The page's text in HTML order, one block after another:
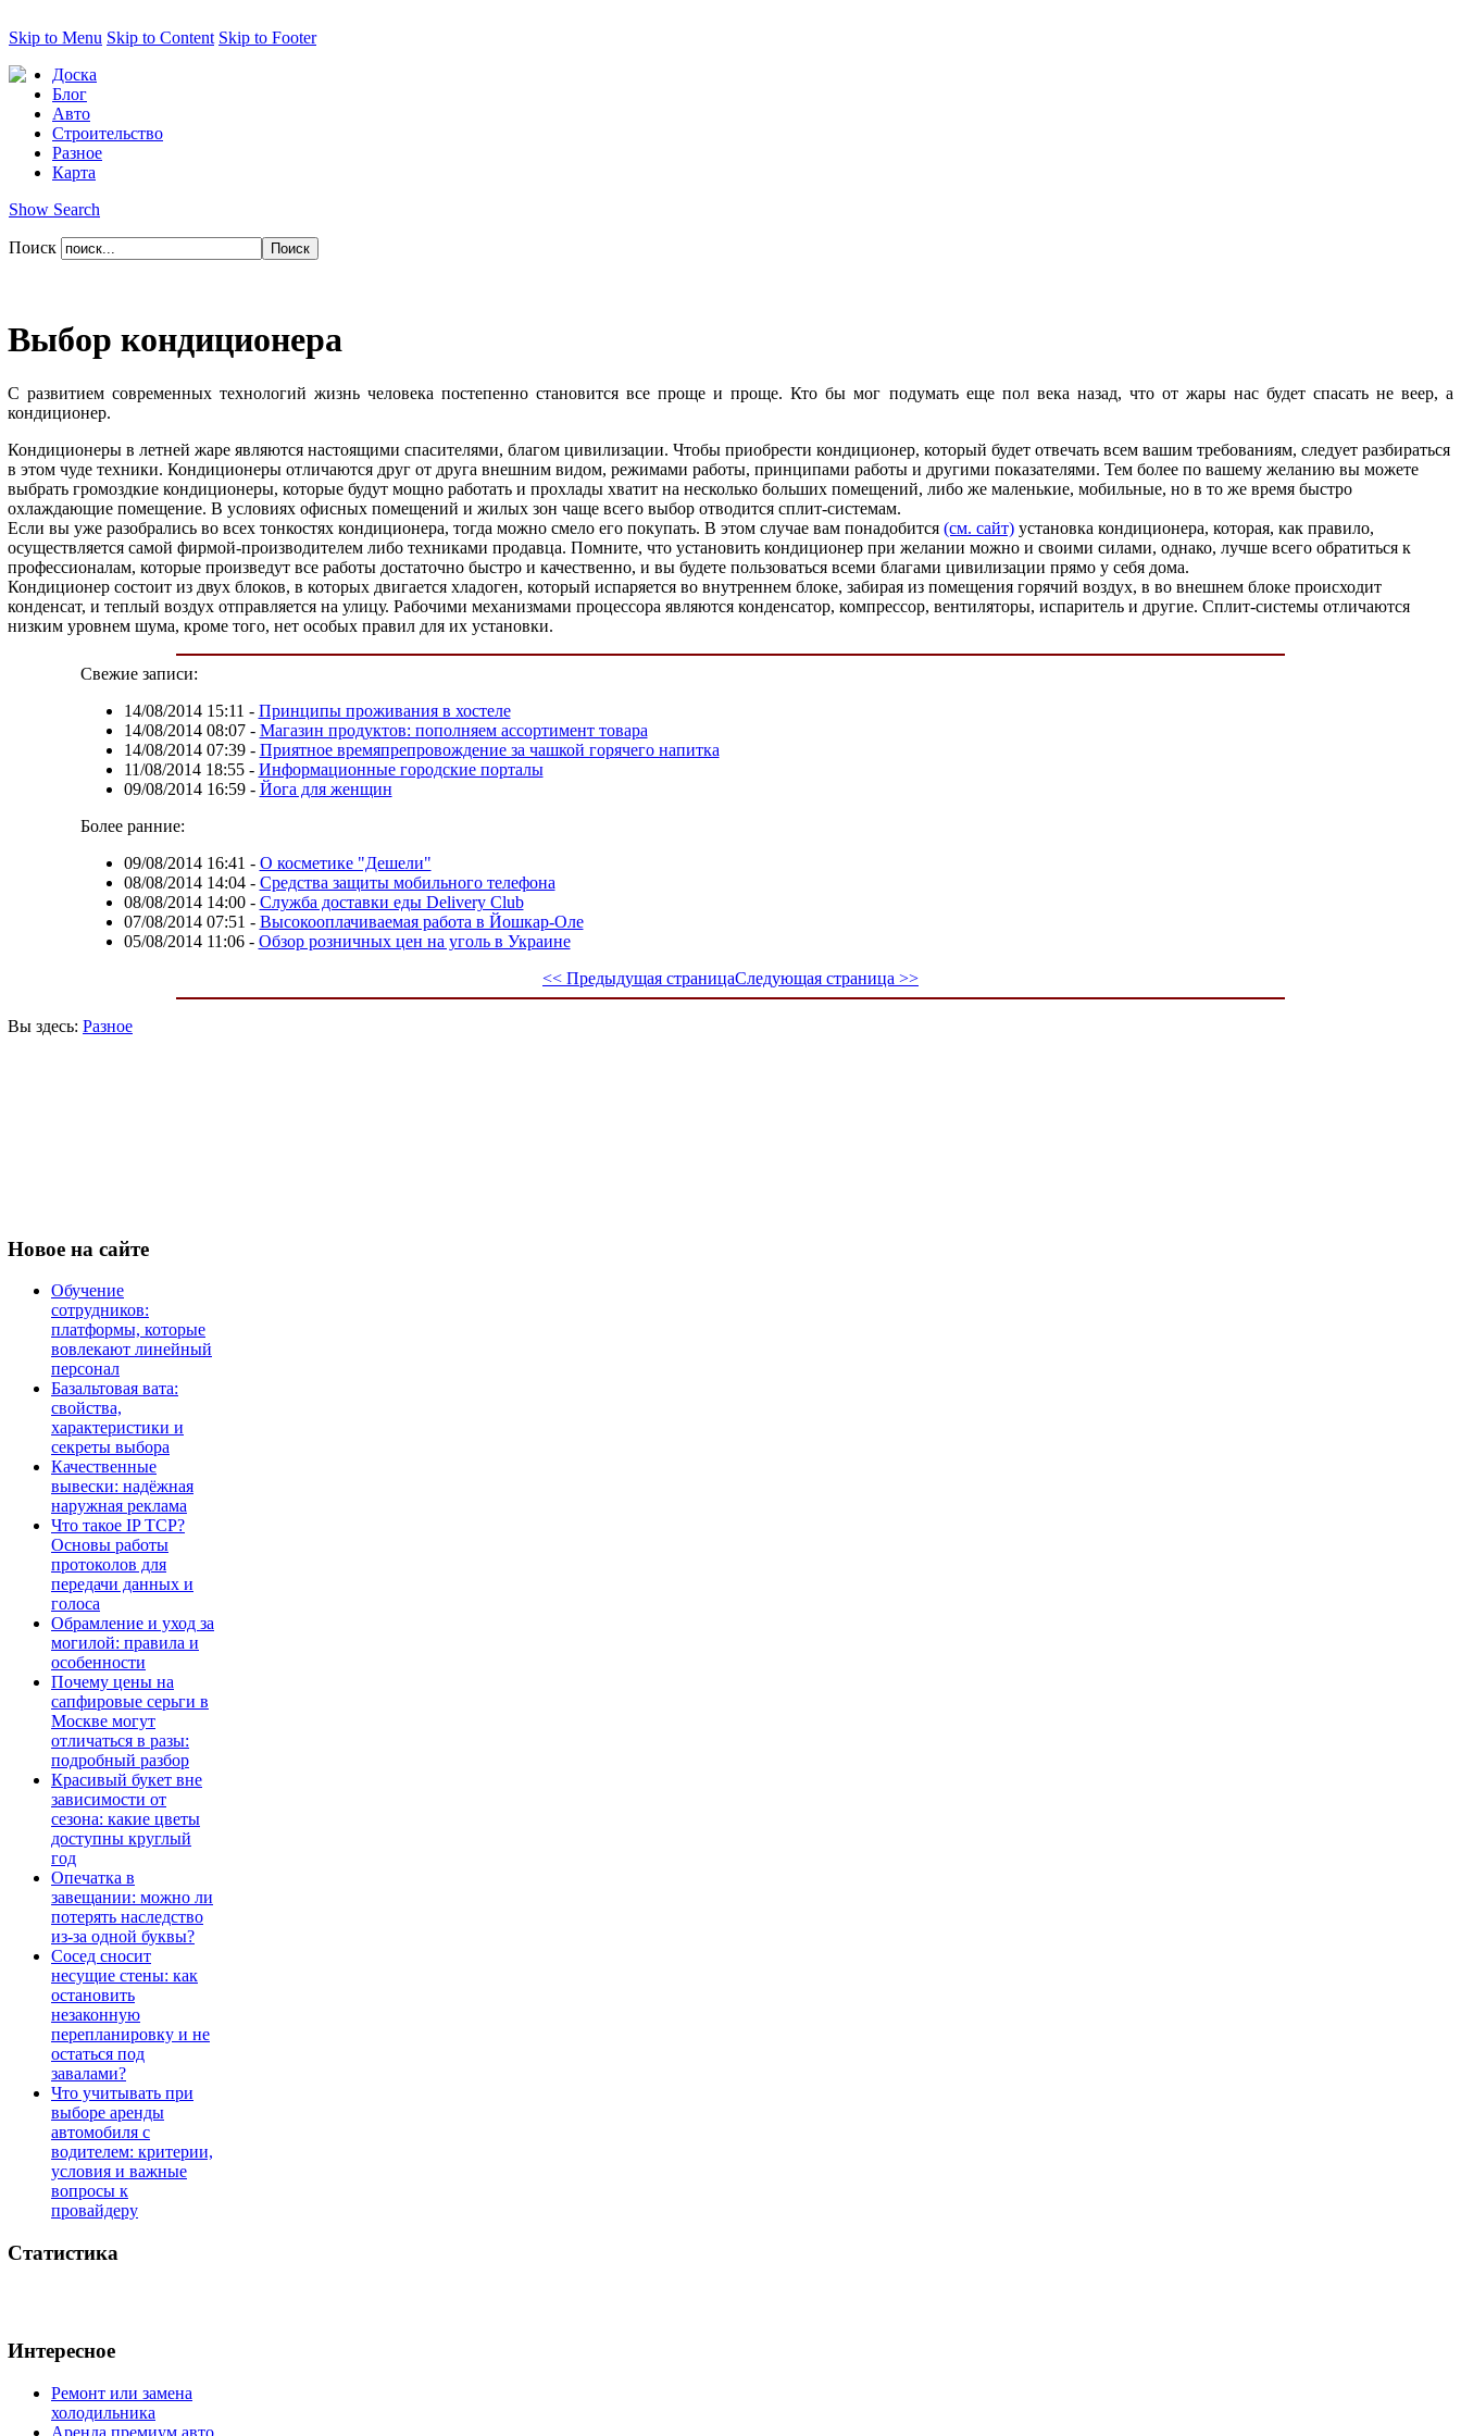
Skip to Menu Skip to Content Skip to Footer
Доска
Блог
Авто
Строительство
Разное
Карта
Show Search
Поиск
Выбор кондиционера
С развитием современных технологий жизнь человека постепенно становится все проще и проще. Кто бы мог подумать еще пол века назад, что от жары нас будет спасать не веер, а
кондиционер.
Кондиционеры в летней жаре являются настоящими спасителями, благом цивилизации. Чтобы приобрести кондиционер, который будет отвечать всем вашим требованиям, следует разбираться
в этом чуде техники. Кондиционеры отличаются друг от друга внешним видом, режимами работы, принципами работы и другими показателями. Тем более по вашему желанию вы можете
выбрать громоздкие кондиционеры, которые будут мощно работать и прохлады хватит на несколько больших помещений, либо же маленькие, мобильные, но в то же время быстро
охлаждающие помещение. В условиях офисных помещений и жилых зон чаще всего выбор отводится сплит-системам.
Если вы уже разобрались во всех тонкостях кондиционера, тогда можно смело его покупать. В этом случае вам понадобится (см. сайт) установка кондиционера, которая, как правило,
осуществляется самой фирмой-производителем либо техниками продавца. Помните, что установить кондиционер при желании можно и своими силами, однако, лучше всего обратиться к
профессионалам, которые произведут все работы достаточно быстро и качественно, и вы будете пользоваться всеми благами цивилизации прямо у себя дома.
Кондиционер состоит из двух блоков, в которых двигается хладоген, который испаряется во внутреннем блоке, забирая из помещения горячий воздух, в во внешнем блоке происходит
конденсат, и теплый воздух отправляется на улицу. Рабочими механизмами процессора являются конденсатор, компрессор, вентиляторы, испаритель и другие. Сплит-системы отличаются
низким уровнем шума, кроме того, нет особых правил для их установки.
Свежие записи:
14/08/2014 15:11 - Принципы проживания в хостеле
14/08/2014 08:07- Магазин продуктов: пополняем ассортимент товара
14/08/2014 07:39- Приятное времяпрепровождение за чашкой горячего напитка
11/08/2014 18:55- Информационные городские порталы
09/08/2014 16:59- Йога для женщин
Более ранние:
09/08/2014 16:41 - О косметике "Дешели"
08/08/2014 14:04- Средства защиты мобильного телефона
08/08/2014 14:00- Служба доставки еды Delivery Club
07/08/2014 07:51 - Высокооплачиваемая работа в Йошкар-Оле
05/08/2014 11:06- Обзор розничных цен на уголь в Украине
<< Предыдущая страницаСледующая страница >>
Вы здесь: Разное
Новое на сайте
Обучение
сотрудников:
платформы, которые
вовлекают линейный
персонал
Базальтовая вата:
свойства,
характеристики и
секреты выбора
Качественные
вывески: надёжная
наружная реклама
Что такое IP TCP?
Основы работы
протоколов для
передачи данных и
голоса
Обрамление и уход за
могилой: правила и
особенности
Почему цены на
сапфировые серьги в
Москве могут
отличаться в разы:
подробный разбор
Красивый букет вне
зависимости от
сезона: какие цветы
доступны круглый
год
Опечатка в
завещании: можно ли
потерять наследство
из-за одной буквы?
Сосед сносит
несущие стены: как
остановить
незаконную
перепланировку и не
остаться под
завалами?
Что учитывать при
выборе аренды
автомобиля с
водителем: критерии,
условия и важные
вопросы к
провайдеру
Статистика
Интересное
Ремонт или замена
холодильника